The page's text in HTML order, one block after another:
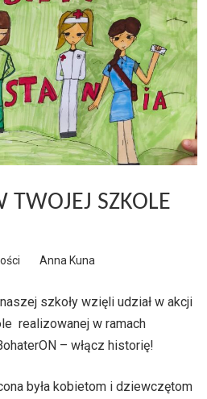
TWOJEJ SZKOLE
Anna Kuna
szkoły wzięli udział w akcji
realizowanej w ramach
– włącz historię!
była kobietom i dziewczętom